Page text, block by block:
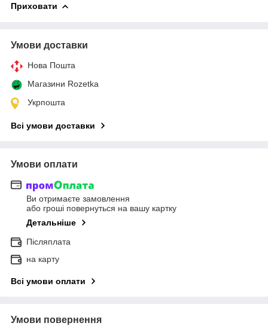
Приховати
Умови доставки
Нова Пошта
Магазини Rozetka
Укрпошта
Всі умови доставки
Умови оплати
Ви отримаєте замовлення
або гроші повернуться на вашу картку
Детальніше
Післяплата
на карту
Всі умови оплати
Умови повернення